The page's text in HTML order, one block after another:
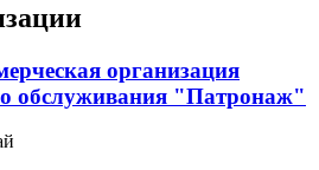
организация
обслуживания "Патронаж"